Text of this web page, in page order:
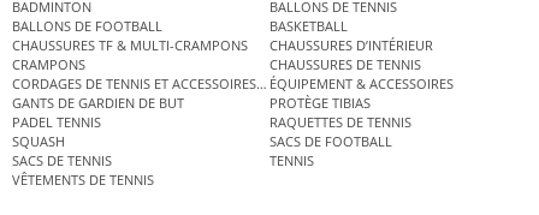
BADMINTON
BALLONS DE TENNIS
BALLONS DE FOOTBALL
BASKETBALL
CHAUSSURES TF & MULTI-CRAMPONS
CHAUSSURES D’INTÉRIEUR
CRAMPONS
CHAUSSURES DE TENNIS
CORDAGES DE TENNIS ET ACCESSOIRES DE TENNISÉQUIPEMENT & ACCESSOIRES
GANTS DE GARDIEN DE BUT
PROTÈGE TIBIAS
PADEL TENNIS
RAQUETTES DE TENNIS
SQUASH
SACS DE FOOTBALL
SACS DE TENNIS
TENNIS
VÊTEMENTS DE TENNIS